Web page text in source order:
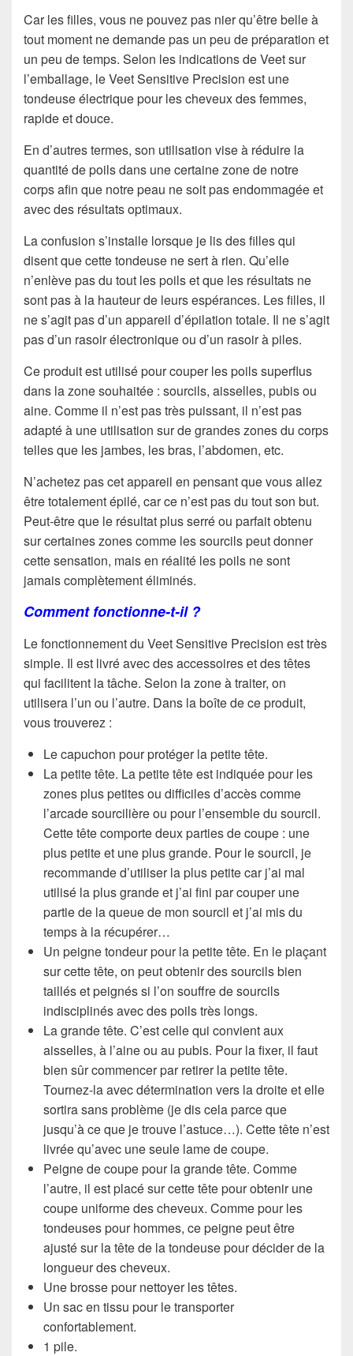
Car les filles, vous ne pouvez pas nier qu’être belle à
tout moment ne demande pas un peu de préparation et
un peu de temps. Selon les indications de Veet sur
l’emballage, le Veet Sensitive Precision est une
tondeuse électrique pour les cheveux des femmes,
rapide et douce.
En d’autres termes, son utilisation vise à réduire la
quantité de poils dans une certaine zone de notre
corps afin que notre peau ne soit pas endommagée et
avec des résultats optimaux.
La confusion s’installe lorsque je lis des filles qui
disent que cette tondeuse ne sert à rien. Qu’elle
n’enlève pas du tout les poils et que les résultats ne
sont pas à la hauteur de leurs espérances. Les filles, il
ne s’agit pas d’un appareil d’épilation totale. Il ne s’agit
pas d’un rasoir électronique ou d’un rasoir à piles.
Ce produit est utilisé pour couper les poils superflus
dans la zone souhaitée : sourcils, aisselles, pubis ou
aine. Comme il n’est pas très puissant, il n’est pas
adapté à une utilisation sur de grandes zones du corps
telles que les jambes, les bras, l’abdomen, etc.
N’achetez pas cet appareil en pensant que vous allez
être totalement épilé, car ce n’est pas du tout son but.
Peut-être que le résultat plus serré ou parfait obtenu
sur certaines zones comme les sourcils peut donner
cette sensation, mais en réalité les poils ne sont
jamais complètement éliminés.
Comment fonctionne-t-il ?
Le fonctionnement du Veet Sensitive Precision est très
simple. Il est livré avec des accessoires et des têtes
qui facilitent la tâche. Selon la zone à traiter, on
utilisera l’un ou l’autre. Dans la boîte de ce produit,
vous trouverez :
Le capuchon pour protéger la petite tête.
La petite tête. La petite tête est indiquée pour les
zones plus petites ou difficiles d’accès comme
l’arcade sourcilière ou pour l’ensemble du sourcil.
Cette tête comporte deux parties de coupe : une
plus petite et une plus grande. Pour le sourcil, je
recommande d’utiliser la plus petite car j’ai mal
utilisé la plus grande et j’ai fini par couper une
partie de la queue de mon sourcil et j’ai mis du
temps à la récupérer…
Un peigne tondeur pour la petite tête. En le plaçant
sur cette tête, on peut obtenir des sourcils bien
taillés et peignés si l’on souffre de sourcils
indisciplinés avec des poils très longs.
La grande tête. C’est celle qui convient aux
aisselles, à l’aine ou au pubis. Pour la fixer, il faut
bien sûr commencer par retirer la petite tête.
Tournez-la avec détermination vers la droite et elle
sortira sans problème (je dis cela parce que
jusqu’à ce que je trouve l’astuce…). Cette tête n’est
livrée qu’avec une seule lame de coupe.
Peigne de coupe pour la grande tête. Comme
l’autre, il est placé sur cette tête pour obtenir une
coupe uniforme des cheveux. Comme pour les
tondeuses pour hommes, ce peigne peut être
ajusté sur la tête de la tondeuse pour décider de la
longueur des cheveux.
Une brosse pour nettoyer les têtes.
Un sac en tissu pour le transporter
confortablement.
1 pile.